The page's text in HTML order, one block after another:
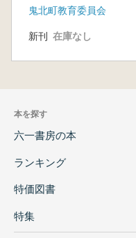
鬼北町教育委員会
新刊 在庫なし
本を探す
六一書房の本
ランキング
特価図書
特集